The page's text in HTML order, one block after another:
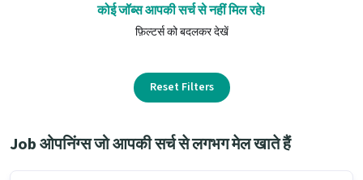
कोई जॉब्स आपकी सर्च से नहीं मिल रहे!
फ़िल्टर्स को बदलकर देखें
Reset Filters
Job ओपनिंग्स जो आपकी सर्च से लगभग मेल खाते हैं